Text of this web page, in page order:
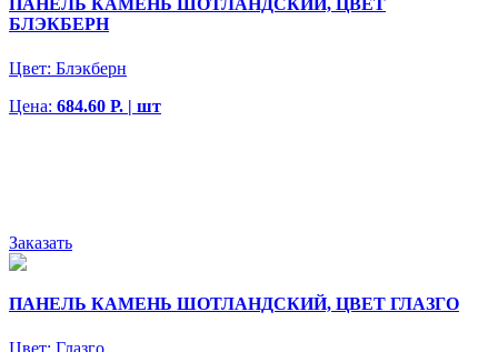
ПАНЕЛЬ КАМЕНЬ ШОТЛАНДСКИЙ, ЦВЕТ
БЛЭКБЕРН
Цвет: Блэкберн
Цена: 684.60 Р. | шт
Заказать
ПАНЕЛЬ КАМЕНЬ ШОТЛАНДСКИЙ, ЦВЕТ ГЛАЗГО
Цвет: Глазго